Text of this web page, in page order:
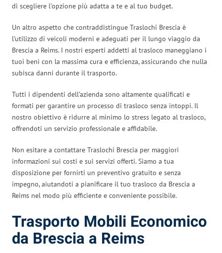
di scegliere l’opzione più adatta a te e al tuo budget.
Un altro aspetto che contraddistingue Traslochi Brescia è
l’utilizzo di veicoli moderni e adeguati per il lungo viaggio da
Brescia a Reims. I nostri esperti addetti al trasloco maneggiano i
tuoi beni con la massima cura e efficienza, assicurando che nulla
subisca danni durante il trasporto.
Tutti i dipendenti dell’azienda sono altamente qualificati e
formati per garantire un processo di trasloco senza intoppi. Il
nostro obiettivo è ridurre al minimo lo stress legato al trasloco,
offrendoti un servizio professionale e affidabile.
Non esitare a contattare Traslochi Brescia per maggiori
informazioni sui costi e sui servizi offerti. Siamo a tua
disposizione per fornirti un preventivo gratuito e senza
impegno, aiutandoti a pianificare il tuo trasloco da Brescia a
Reims nel modo più efficiente e conveniente possibile.
Trasporto Mobili Economico
da Brescia a Reims